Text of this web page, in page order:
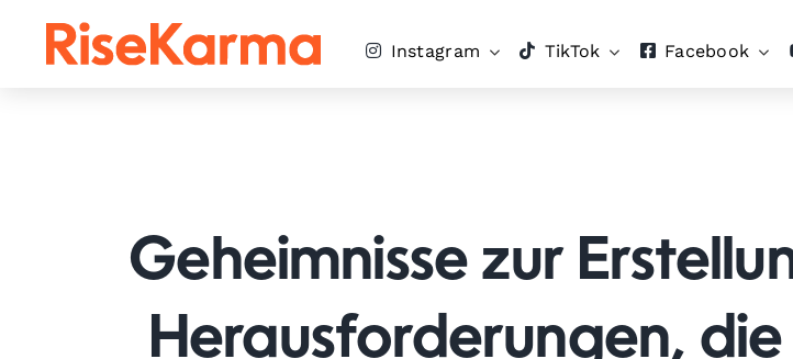
Instagram TikTok Facebook
Geheimnisse zur
Herausforderungen,